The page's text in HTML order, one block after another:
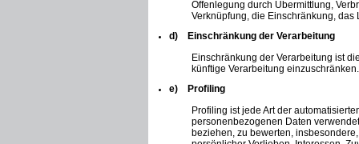
Offenlegung durch Übermittlung,
Verknüpfung, die Einschränkung, das
d) Einschränkung der Verarbeitung
Einschränkung der Verarbeitung ist
künftige Verarbeitung einzuschränken.
e) Profiling
Profiling ist jede Art der
personenbezogenen Daten
beziehen, zu bewerten,